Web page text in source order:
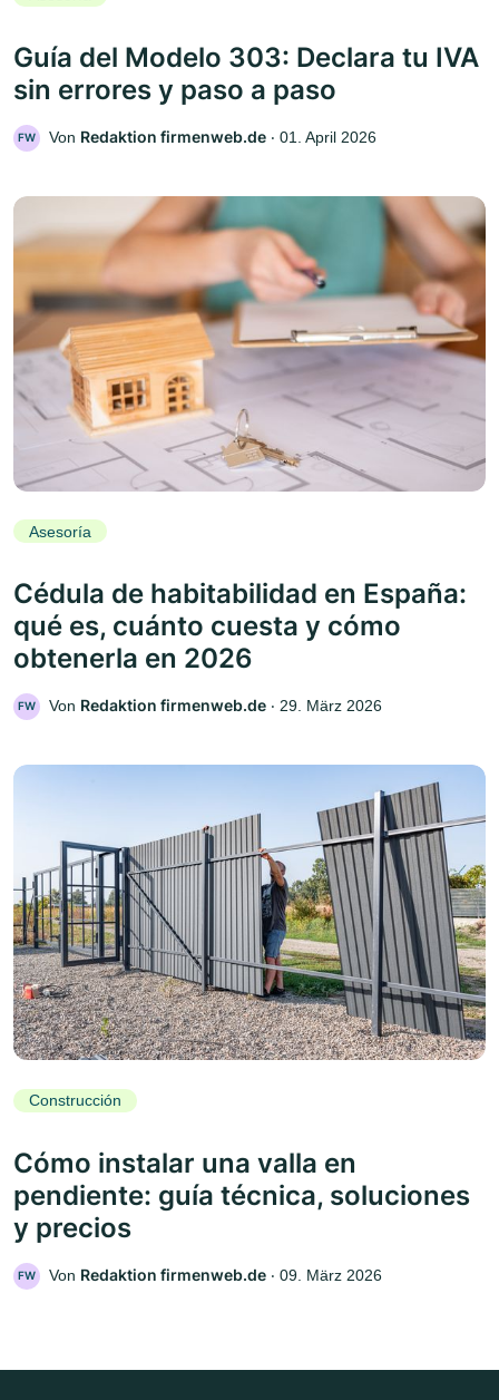
Guía del Modelo 303: Declara tu IVA
sin errores y paso a paso
FW Von Redaktion firmenweb.de ‧ 01. April 2026
Asesoría
Cédula de habitabilidad en España:
qué es, cuánto cuesta y cómo
obtenerla en 2026
FW Von Redaktion firmenweb.de ‧ 29. März 2026
Construcción
Cómo instalar una valla en
pendiente: guía técnica, soluciones
y precios
FW Von Redaktion firmenweb.de ‧ 09. März 2026